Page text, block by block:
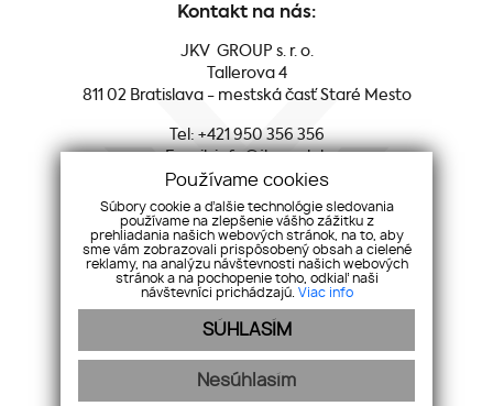
Kontakt na nás:
JKV GROUP s. r. o.
Tallerova 4
811 02 Bratislava - mestská časť Staré Mesto
Tel:+421 950 356 356
Sociálne siete:
Facebook
Youtube
Instagram
LinkedIn
NEHNUTEĽNOSTÍ
Používame cookies
Súbory cookie a ďalšie technológie sledovania
používame na zlepšenie vášho zážitku z
prehliadania našich webových stránok, na to, aby
sme vám zobrazovali prispôsobený obsah a cielené
reklamy, na analýzu návštevnosti našich webových
stránok a na pochopenie toho, odkiaľ naši
návštevníci prichádzajú. Viac info
SÚHLASÍM
Nesúhlasím